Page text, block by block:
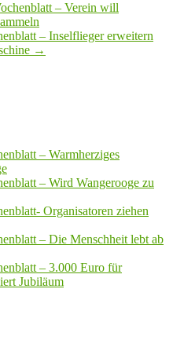
– Verein will
– Inselflieger erweitern
→
– Warmherziges
– Wird Wangerooge zu
Organisatoren ziehen
– Die Menschheit lebt ab
– 3.000 Euro für
Jubiläum